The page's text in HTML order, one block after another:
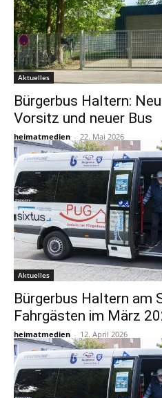
Aktuelles
Bürgerbus Haltern:
Vorsitz und neuer Bus
heimatmedien - 22. Mai 2026
Aktuelles
Bürgerbus Haltern am
Fahrgästen im März
heimatmedien - 12. April 2026